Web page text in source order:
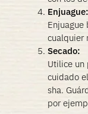
Enjuague:
cualquier
Secado:
Utilice un
cuidado
sha.
por